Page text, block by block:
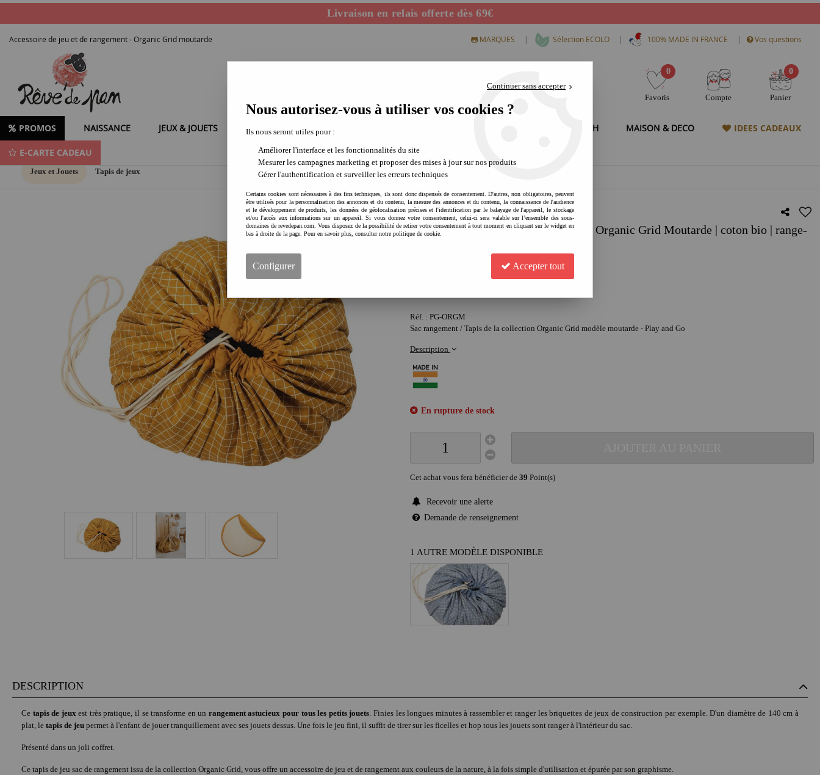
Livraison en relais offerte dès 69€
Accessoire de jeu et de rangement - Organic Grid moutarde MARQUES | Sélection ECOLO | 100% MADE IN FRANCE | Vos questions
0
Favoris Compte
0
Panier
PROMOS NAISSANCE JEUX & JOUETS LOISIRS CREATIFS MODE & HIGH TECH MAISON & DECO IDEES CADEAUX
E-CARTE CADEAU
Jeux et Jouets Tapis de jeux
PLAY & GO Sac rangement / Tapis - Organic Grid Moutarde | coton bio | range-
Soyez le premier à donner votre avis !
Réf. : PG-ORGM
Sac rangement / Tapis de la collection Organic Grid modèle moutarde - Play and Go
Description
En rupture de stock
Cet achat vous fera bénéficier de 39 Point(s)
Recevoir une alerte
Demande de renseignement
1 AUTRE MODÈLE DISPONIBLE
DESCRIPTION
Ce tapis de jeuxest très pratique, il se transforme en un rangement astucieux pour tous les petits jouets. Finies les longues minutes à rassembler et ranger les briquettes de jeux de construction par exemple. D'un diamètre de 140 cm à
plat, le tapis de jeu permet à l'enfant de jouer tranquillement avec ses jouets dessus. Une fois le jeu fini, il suffit de tirer sur les ficelles et hop tous les jouets sont ranger à l'intérieur du sac.
Présenté dans un joli coffret.
Ce tapis de jeu sac de rangement issu de la collection Organic Grid, vous offre un accessoire de jeu et de rangement aux couleurs de la nature, à la fois simple d'utilisation et épurée par son graphisme.
Continuer sans accepter
Nous autorisez-vous à utiliser vos cookies ?
Ils nous seront utiles pour :
Améliorer l'interface et les fonctionnalités du site
Mesurer les campagnes marketing et proposer des mises à jour sur nos produits
Gérer l'authentification et surveiller les erreurs techniques
Certains cookies sont nécessaires à des fins techniques, ils sont donc dispensés de consentement. D'autres, non obligatoires, peuvent
être utilisés pour la personnalisation des annonces et du contenu, la mesure des annonces et du contenu, la connaissance de l'audience
et le développement de produits, les données de géolocalisation précises et l'identification par le balayage de l'appareil, le stockage
et/ou l'accès aux informations sur un appareil. Si vous donnez votre consentement, celui-ci sera valable sur l’ensemble des sous-
domaines de revedepan.com. Vous disposez de la possibilité de retirer votre consentement à tout moment en cliquant sur le widget en
bas à droite de la page. Pour en savoir plus, consulter notre politique de cookie.
Configurer Accepter tout